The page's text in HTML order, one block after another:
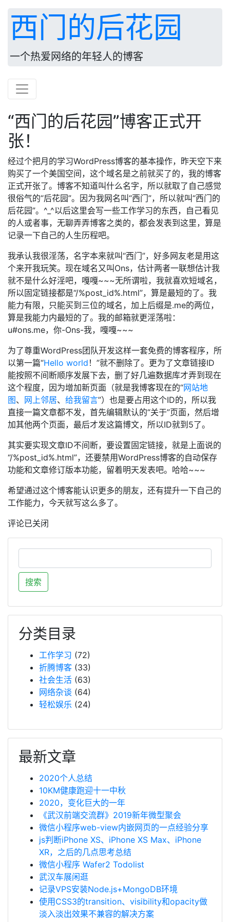
西门的后花园
一个热爱网络的年轻人的博客
“西门的后花园”博客正式开
张！
经过个把月的学习WordPress博客的基本操作，昨天空下来
购买了一个美国空间，这个域名是之前就买了的，我的博客
正式开张了。博客不知道叫什么名字，所以就取了自己感觉
很俗气的“后花园”。因为我网名叫“西门”，所以就叫“西门的
后花园”。^_^以后这里会写一些工作学习的东西，自己看见
的人或者事，无聊弄弄博客之类的，都会发表到这里，算是
记录一下自己的人生历程吧。
我承认我很淫荡，名字本来就叫“西门”，好多网友老是用这
个来开我玩笑。现在域名又叫Ons，估计两者一联想估计我
就不是什么好淫吧，嘎嘎~~~无所谓啦，我就喜欢短域名，
所以固定链接都是“/%post_id%.html”，算是最短的了。我
能力有限，只能买到三位的域名，加上后缀是.me的两位，
算是我能力内最短的了。我的邮箱就更淫荡啦：
u#ons.me，你-Ons-我，嘎嘎~~~
为了尊重WordPress团队开发这样一套免费的博客程序，所
以第一篇“Hello world ！”就不删除了。更为了文章链接ID
能按照不间断顺序发展下去，删了好几遍数据库才弄到现在
这个程度，因为增加新页面（就是我博客现在的“网站地
图、 网上邻居、 给我留言”）也是要占用这个ID的，所以我
直接一篇文章都不发，首先编辑默认的“关于”页面，然后增
加其他两个页面，最后才发这篇博文，所以ID就到5了。
其实要实现文章ID不间断，要设置固定链接，就是上面说的
“/%post_id%.html”，还要禁用WordPress博客的自动保存
功能和文章修订版本功能，留着明天发表吧。哈哈~~~
希望通过这个博客能认识更多的朋友，还有提升一下自己的
工作能力，今天就写这么多了。
评论已关闭
分类目录
工作学习 (72)
折腾博客 (33)
社会生活 (63)
网络杂谈 (64)
轻松娱乐 (24)
最新文章
2020个人总结
10KM健康跑迎十一中秋
2020，变化巨大的一年
《武汉前端交流群》2019新年微型聚会
微信小程序web-view内嵌网页的一点经验分享
js判断iPhone XS、iPhone XS Max、iPhone
XR，之后的几点思考总结
微信小程序 Wafer2 Todolist
武汉车展闲逛
记录VPS安装Node.js+MongoDB环境
使用CSS3的transition、visibility和opacity做
淡入淡出效果不兼容的解决方案